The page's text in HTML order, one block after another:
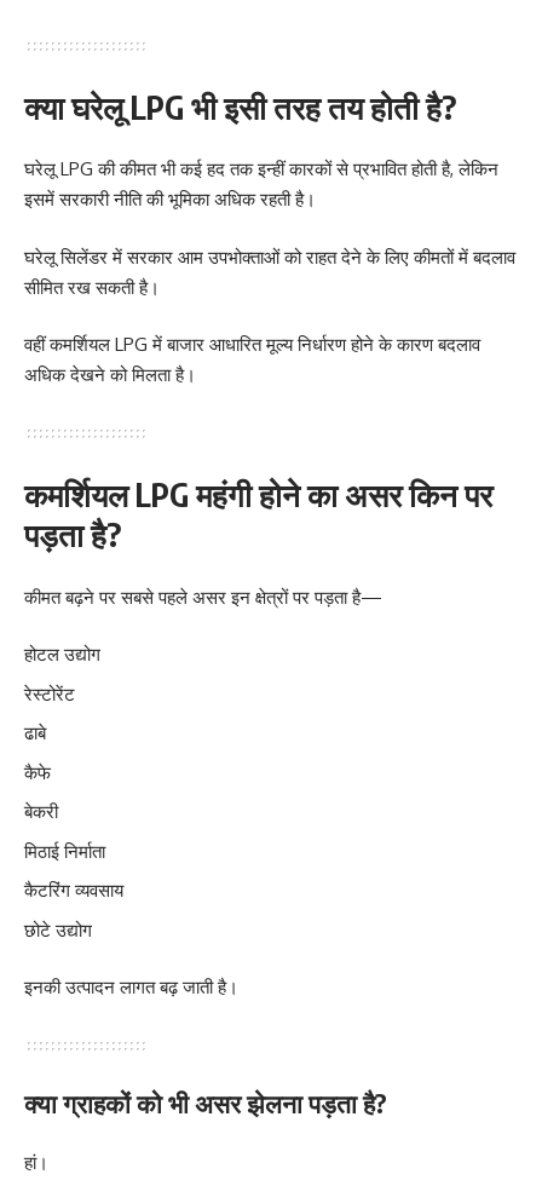
क्या घरेलू LPG भी इसी तरह तय होती है?
घरेलू LPG की कीमत भी कई हद तक इन्हीं कारकों से प्रभावित होती है, लेकिन
इसमें सरकारी नीति की भूमिका अधिक रहती है।
घरेलू सिलेंडर में सरकार आम उपभोक्ताओं को राहत देने के लिए कीमतों में बदलाव
सीमित रख सकती है।
वहीं कमर्शियल LPG में बाजार आधारित मूल्य निर्धारण होने के कारण बदलाव
अधिक देखने को मिलता है।
कमर्शियल LPG महंगी होने का असर किन पर
पड़ता है?
कीमत बढ़ने पर सबसे पहले असर इन क्षेत्रों पर पड़ता है—
होटल उद्योग
रेस्टोरेंट
ढाबे
कैफे
बेकरी
मिठाई निर्माता
कैटरिंग व्यवसाय
छोटे उद्योग
इनकी उत्पादन लागत बढ़ जाती है।
क्या ग्राहकों को भी असर झेलना पड़ता है?
हां।